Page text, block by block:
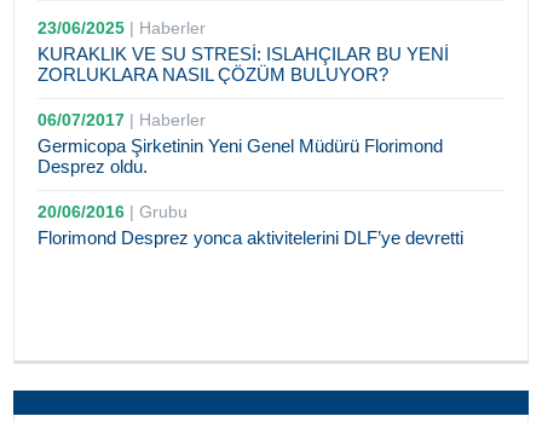
23/06/2025 | Haberler
KURAKLIK VE SU STRESİ: ISLAHÇILAR BU YENİ
ZORLUKLARA NASIL ÇÖZÜM BULUYOR?
06/07/2017 | Haberler
Germicopa Şirketinin Yeni Genel Müdürü Florimond
Desprez oldu.
20/06/2016 |Grubu
Florimond Desprez yonca aktivitelerini DLF’ye devretti